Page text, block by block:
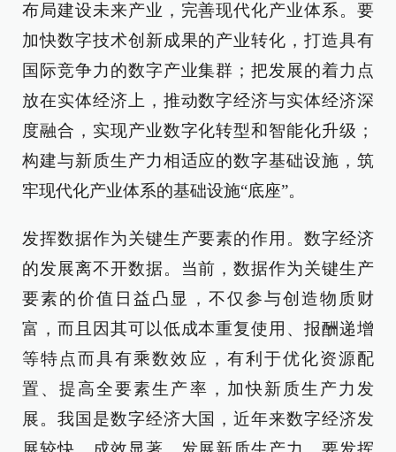
布局建设未来产业，完善现代化产业体系。要
加快数字技术创新成果的产业转化，打造具有
国际竞争力的数字产业集群；把发展的着力点
放在实体经济上，推动数字经济与实体经济深
度融合，实现产业数字化转型和智能化升级；
构建与新质生产力相适应的数字基础设施，筑
牢现代化产业体系的基础设施“底座”。
发挥数据作为关键生产要素的作用。数字经济
的发展离不开数据。当前，数据作为关键生产
要素的价值日益凸显，不仅参与创造物质财
富，而且因其可以低成本重复使用、报酬递增
等特点而具有乘数效应，有利于优化资源配
置、提高全要素生产率，加快新质生产力发
展。我国是数字经济大国，近年来数字经济发